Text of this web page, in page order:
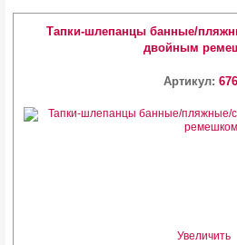
Тапки-шлепанцы банные/
двойным
Артикул:
Увеличить